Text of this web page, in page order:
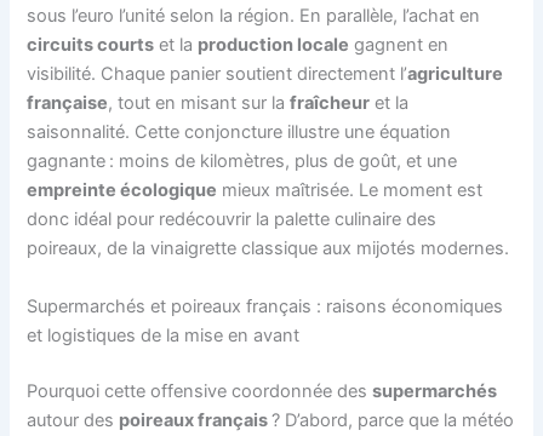
sous l’euro l’unité selon la région. En parallèle, l’achat en
circuits courts et la production locale gagnent en
visibilité. Chaque panier soutient directement l’agriculture
française, tout en misant sur lafraîcheur et la
saisonnalité. Cette conjoncture illustre une équation
gagnante : moins de kilomètres, plus de goût, et une
empreinte écologique mieux maîtrisée. Le moment est
donc idéal pour redécouvrir la palette culinaire des
poireaux, de la vinaigrette classique aux mijotés modernes.
Supermarchés et poireaux français : raisons économiques
et logistiques de la mise en avant
Pourquoi cette offensive coordonnée dessupermarchés
autour des poireaux français? D’abord, parce que la météo